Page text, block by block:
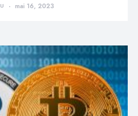
mai 16, 2023